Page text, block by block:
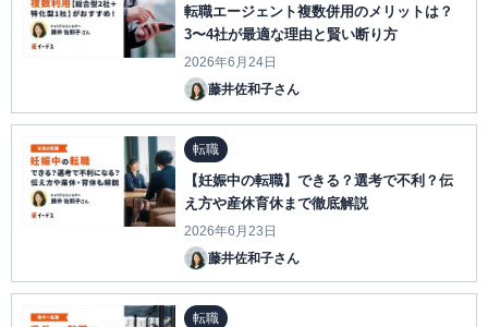
転職エージェント複数併用のメリットは？
3〜4社が最適な理由と賢い断り方
2026年6月24日
藤井佐和子さん
転職
【妊娠中の転職】できる？選考で不利？伝
え方や産休育休まで徹底解説
2026年6月23日
藤井佐和子さん
転職